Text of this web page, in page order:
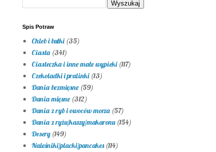
Spis Potraw
Chleb i bułki (35)
Ciasta (341)
Ciasteczka i inne małe wypieki (117)
Czekoladki i pralinki (13)
Dania bezmięsne (59)
Dania mięsne (312)
Dania z ryb i owoców morza (57)
Dania z ryżu/kaszy/makaronu (154)
Desery (149)
Naleśniki/placki/pancakes (114)